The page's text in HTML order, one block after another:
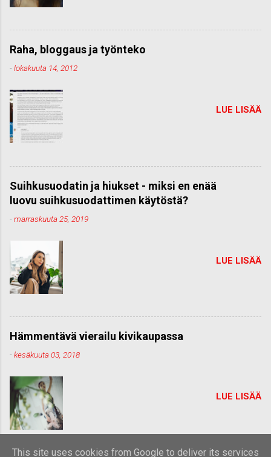
Raha, bloggaus ja työnteko
-lokakuuta 14, 2012
LUE LISÄÄ
Suihkusuodatin ja hiukset - miksi en enää
luovu suihkusuodattimen käytöstä?
-marraskuuta 25, 2019
LUE LISÄÄ
Hämmentävä vierailu kivikaupassa
-kesäkuuta 03, 2018
LUE LISÄÄ
This site uses cookies from Google to deliver its services